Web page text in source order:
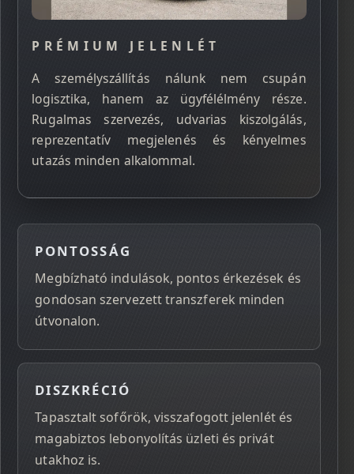
PRÉMIUM JELENLÉT
A személyszállítás nálunk nem csupán
logisztika, hanem az ügyfélélmény része.
Rugalmas szervezés, udvarias kiszolgálás,
reprezentatív megjelenés és kényelmes
utazás minden alkalommal.
PONTOSSÁG
Megbízható indulások, pontos érkezések és
gondosan szervezett transzferek minden
útvonalon.
DISZKRÉCIÓ
Tapasztalt sofőrök, visszafogott jelenlét és
magabiztos lebonyolítás üzleti és privát
utakhoz is.